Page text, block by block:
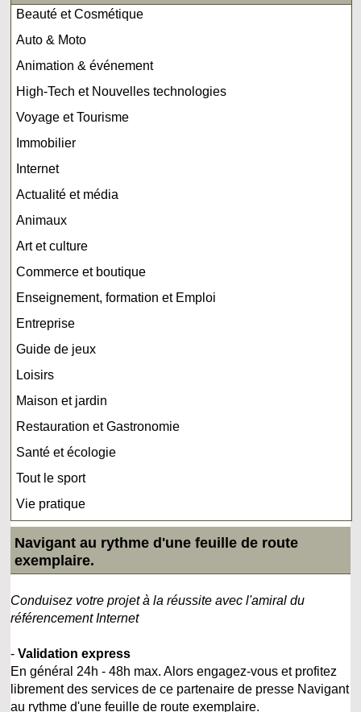
Beauté et Cosmétique
Auto & Moto
Animation & événement
High-Tech et Nouvelles technologies
Voyage et Tourisme
Immobilier
Internet
Actualité et média
Animaux
Art et culture
Commerce et boutique
Enseignement, formation et Emploi
Entreprise
Guide de jeux
Loisirs
Maison et jardin
Restauration et Gastronomie
Santé et écologie
Tout le sport
Vie pratique
Navigant au rythme d'une feuille de route
exemplaire.
Conduisez votre projet à la réussite avec l'amiral du
référencement Internet
-Validation express
En général 24h - 48h max. Alors engagez-vous et profitez
librement des services de ce partenaire de presse Navigant
au rythme d'une feuille de route exemplaire.